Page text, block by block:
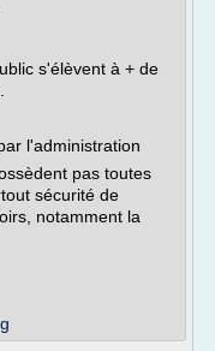
s'élèvent à + de
l'administration
pas toutes
sécurité de
notamment la